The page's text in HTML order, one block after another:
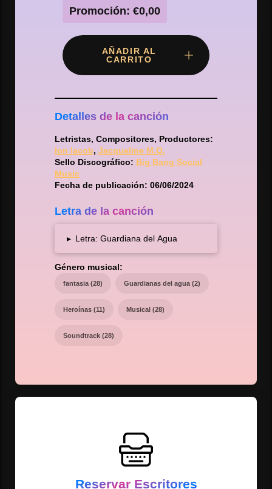
Promoción: €0,00
AÑADIR AL
CARRITO
Detalles de la canción
Letristas, Compositores, Productores:
Ion Iacob, Jacqueline M.Q.
Sello Discográfico: Big Bang Social
Music
Fecha de publicación: 06/06/2024
Letra de la canción
▸ Letra: Guardiana del Agua
Género musical:
fantasia (28) Guardianas del agua (2)
Heroínas (11) Musical (28)
Soundtrack (28)
Reservar Escritores
que escriba tu libro de fantasía.
Más información
Abrirás EscritoresFamosos.com